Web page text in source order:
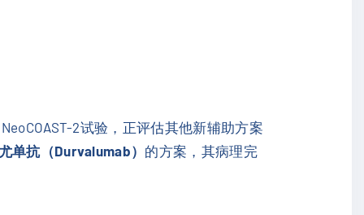
2试验，正评估其他新辅助方案
单抗（Durvalumab） 的方案，其病理完